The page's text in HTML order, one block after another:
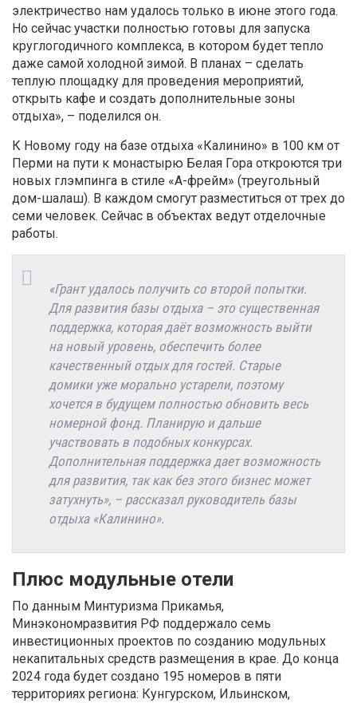
электричество нам удалось только в июне этого года.
Но сейчас участки полностью готовы для запуска
круглогодичного комплекса, в котором будет тепло
даже самой холодной зимой. В планах – сделать
теплую площадку для проведения мероприятий,
открыть кафе и создать дополнительные зоны
отдыха», – поделился он.
К Новому году на базе отдыха «Калинино» в 100 км от
Перми на пути к монастырю Белая Гора откроются три
новых глэмпинга в стиле «А-фрейм» (треугольный
дом-шалаш). В каждом смогут разместиться от трех до
семи человек. Сейчас в объектах ведут отделочные
работы.
«Грант удалось получить со второй попытки.
Для развития базы отдыха – это существенная
поддержка, которая даёт возможность выйти
на новый уровень, обеспечить более
качественный отдых для гостей. Старые
домики уже морально устарели, поэтому
хочется в будущем полностью обновить весь
номерной фонд. Планирую и дальше
участвовать в подобных конкурсах.
Дополнительная поддержка дает возможность
для развития, так как без этого бизнес может
затухнуть», – рассказал руководитель базы
отдыха «Калинино».
Плюс модульные отели
По данным Минтуризма Прикамья,
Минэкономразвития РФ поддержало семь
инвестиционных проектов по созданию модульных
некапитальных средств размещения в крае. До конца
2024 года будет создано 195 номеров в пяти
территориях региона: Кунгурском, Ильинском,